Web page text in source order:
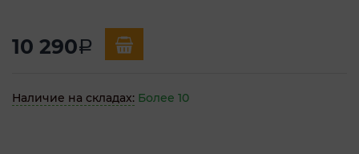
10 290a
Наличие на складах: Более 10